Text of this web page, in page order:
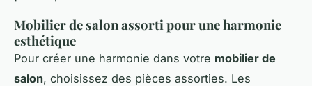
Mobilier de salon assorti pour une harmonie
esthétique
Pour créer une harmonie dans votre mobilier de
salon, choisissez des pièces assorties. Les